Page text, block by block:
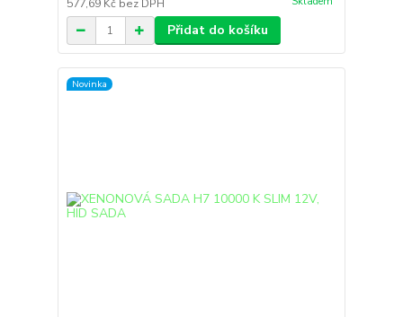
577,69 Kč bez DPH
Přidat do košíku
Novinka